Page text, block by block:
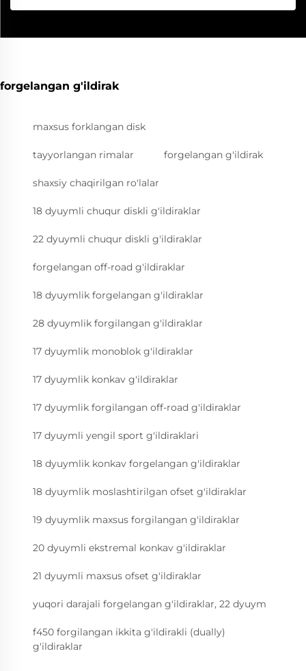
forgelangan g'ildirak
maxsus forklangan disk
tayyorlangan rimalar forgelangan g'ildirak
shaxsiy chaqirilgan ro'lalar
18 dyuymli chuqur diskli g'ildiraklar
22 dyuymli chuqur diskli g'ildiraklar
forgelangan off-road g'ildiraklar
18 dyuymlik forgelangan g'ildiraklar
28 dyuymlik forgilangan g'ildiraklar
17 dyuymlik monoblok g'ildiraklar
17 dyuymlik konkav g'ildiraklar
17 dyuymlik forgilangan off-road g'ildiraklar
17 dyuymli yengil sport g'ildiraklari
18 dyuymlik konkav forgelangan g'ildiraklar
18 dyuymlik moslashtirilgan ofset g'ildiraklar
19 dyuymlik maxsus forgilangan g'ildiraklar
20 dyuymli ekstremal konkav g'ildiraklar
21 dyuymli maxsus ofset g'ildiraklar
yuqori darajali forgelangan g'ildiraklar, 22 dyuym
f450 forgilangan ikkita g'ildirakli (dually)
g'ildiraklar